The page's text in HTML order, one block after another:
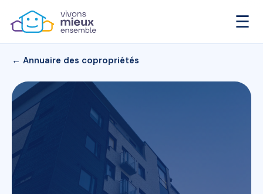
☰
← Annuaire des copropriétés